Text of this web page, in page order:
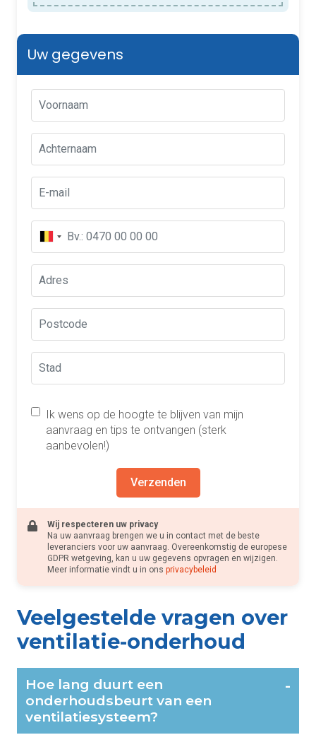
Uw gegevens
Ik wens op de hoogte te blijven van mijn
aanvraag en tips te ontvangen (sterk
aanbevolen!)
Verzenden
Wij respecteren uw privacy
Na uw aanvraag brengen we u in contact met de beste
leveranciers voor uw aanvraag. Overeenkomstig de europese
GDPR wetgeving, kan u uw gegevens opvragen en wijzigen.
Meer informatie vindt u in ons privacybeleid
Veelgestelde vragen over
ventilatie-onderhoud
Hoe lang duurt een
onderhoudsbeurt van een
ventilatiesysteem?
-